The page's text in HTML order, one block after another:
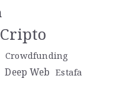
Cripto
Crowdfunding
Deep Web Estafa